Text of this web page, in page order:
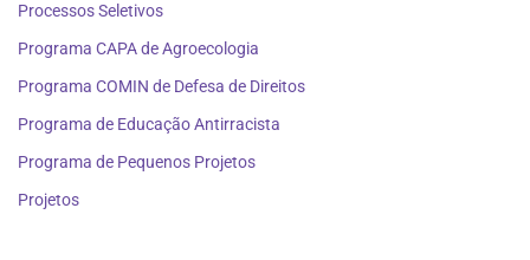
Processos Seletivos
Programa CAPA de Agroecologia
Programa COMIN de Defesa de Direitos
Programa de Educação Antirracista
Programa de Pequenos Projetos
Projetos